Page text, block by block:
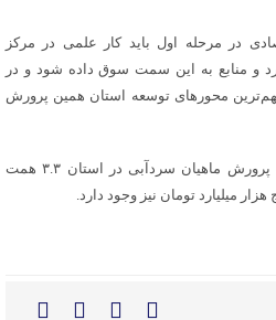
در مرحله اول باید کار علمی در مرکز
و منابع به این سمت سوق داده شود و در
محورهای توسعه استان همین پرورش
وی عنوان کرد: گردش مالی صنعت پرورش ماهیان سردآبی در استان ۳.۳ همت
میلیارد تومان نیز وجود دارد.